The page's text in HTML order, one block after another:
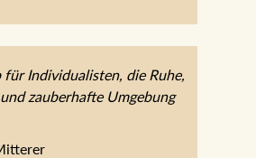
für Individualisten, die Ruhe,
zauberhafte Umgebung